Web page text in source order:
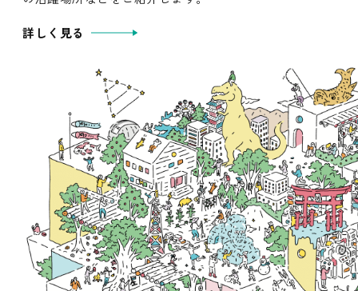
詳しく見る